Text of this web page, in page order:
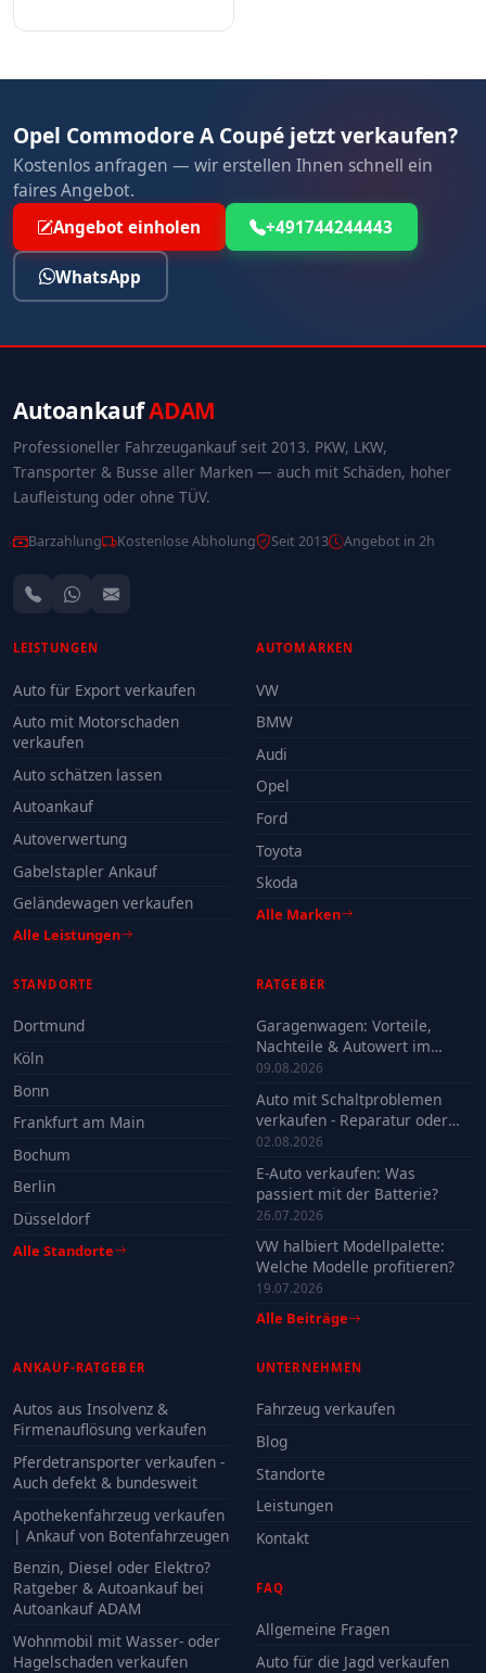
Opel Commodore A Coupé jetzt verkaufen?
Kostenlos anfragen — wir erstellen Ihnen schnell ein
faires Angebot.
Angebot einholen +491744244443
WhatsApp
AutoankaufADAM
Professioneller Fahrzeugankauf seit 2013. PKW, LKW,
Transporter & Busse aller Marken — auch mit Schäden, hoher
Laufleistung oder ohne TÜV.
Barzahlung Kostenlose Abholung Seit 2013 Angebot in 2h
LEISTUNGEN
Auto für Export verkaufen
Auto mit Motorschaden
verkaufen
Auto schätzen lassen
Autoankauf
Autoverwertung
Gabelstapler Ankauf
Geländewagen verkaufen
Alle Leistungen
AUTOMARKEN
VW
BMW
Audi
Opel
Ford
Toyota
Skoda
Alle Marken
STANDORTE
Dortmund
Köln
Bonn
Frankfurt am Main
Bochum
Berlin
Düsseldorf
Alle Standorte
RATGEBER
Garagenwagen: Vorteile,
Nachteile & Autowert im
Check
09.08.2026
Auto mit Schaltproblemen
verkaufen - Reparatur oder
Verkauf?
02.08.2026
E-Auto verkaufen: Was
passiert mit der Batterie?
26.07.2026
VW halbiert Modellpalette:
Welche Modelle profitieren?
19.07.2026
Alle Beiträge
ANKAUF-RATGEBER
Autos aus Insolvenz &
Firmenauflösung verkaufen
Pferdetransporter verkaufen -
Auch defekt & bundesweit
Apothekenfahrzeug verkaufen
| Ankauf von Botenfahrzeugen
Benzin, Diesel oder Elektro?
Ratgeber & Autoankauf bei
Autoankauf ADAM
Wohnmobil mit Wasser- oder
Hagelschaden verkaufen
UNTERNEHMEN
Fahrzeug verkaufen
Blog
Standorte
Leistungen
Kontakt
FAQ
Allgemeine Fragen
Auto für die Jagd verkaufen